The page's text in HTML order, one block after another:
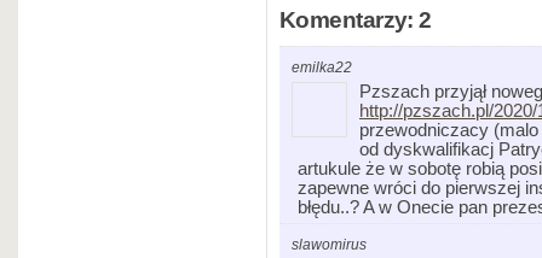
Komentarzy: 2
emilka22
Pzszach przyjął
http://pzszach.pl/
przewodniczacy
od dyskwalifikacj
artukule że w sobotę robią
zapewne wróci do pierwszej
błędu..? A w Onecie pan
slawomirus